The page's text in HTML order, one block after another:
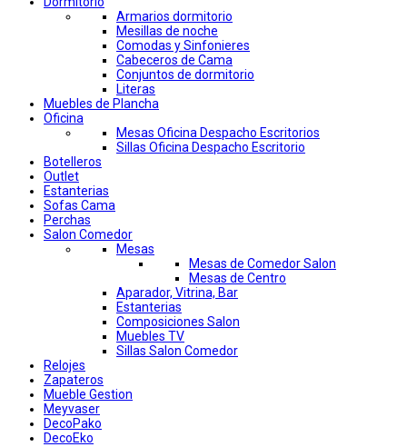
Armarios dormitorio
Mesillas de noche
Comodas y Sinfonieres
Cabeceros de Cama
Conjuntos de dormitorio
Literas
Muebles de Plancha
Oficina
Mesas Oficina Despacho Escritorios
Sillas Oficina Despacho Escritorio
Botelleros
Outlet
Estanterias
Sofas Cama
Perchas
Salon Comedor
Mesas
Mesas de Comedor Salon
Mesas de Centro
Aparador, Vitrina, Bar
Estanterias
Composiciones Salon
Muebles TV
Sillas Salon Comedor
Relojes
Zapateros
Mueble Gestion
Meyvaser
DecoPako
DecoEko